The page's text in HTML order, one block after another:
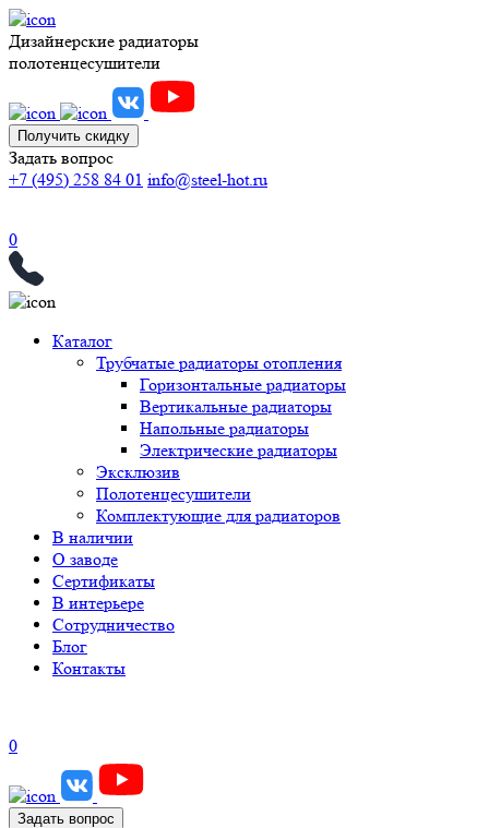
Дизайнерские радиаторы
полотенцесушители
Получить скидку
Задать вопрос
+7 (495) 258 84 01 info@steel-hot.ru
0
Каталог
Трубчатые радиаторы отопления
Горизонтальные радиаторы
Вертикальные радиаторы
Напольные радиаторы
Электрические радиаторы
Эксклюзив
Полотенцесушители
Комплектующие для радиаторов
В наличии
О заводе
Сертификаты
В интерьере
Сотрудничество
Блог
Контакты
0
Задать вопрос